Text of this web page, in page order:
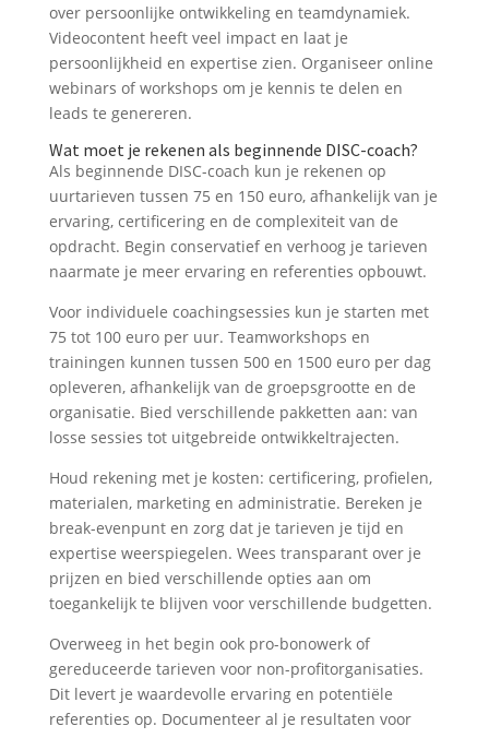
over persoonlijke ontwikkeling en teamdynamiek.
Videocontent heeft veel impact en laat je
persoonlijkheid en expertise zien. Organiseer online
webinars of workshops om je kennis te delen en
leads te genereren.
Wat moet je rekenen als beginnende DISC-coach?
Als beginnende DISC-coach kun je rekenen op
uurtarieven tussen 75 en 150 euro, afhankelijk van je
ervaring, certificering en de complexiteit van de
opdracht. Begin conservatief en verhoog je tarieven
naarmate je meer ervaring en referenties opbouwt.
Voor individuele coachingsessies kun je starten met
75 tot 100 euro per uur. Teamworkshops en
trainingen kunnen tussen 500 en 1500 euro per dag
opleveren, afhankelijk van de groepsgrootte en de
organisatie. Bied verschillende pakketten aan: van
losse sessies tot uitgebreide ontwikkeltrajecten.
Houd rekening met je kosten: certificering, profielen,
materialen, marketing en administratie. Bereken je
break-evenpunt en zorg dat je tarieven je tijd en
expertise weerspiegelen. Wees transparant over je
prijzen en bied verschillende opties aan om
toegankelijk te blijven voor verschillende budgetten.
Overweeg in het begin ook pro-bonowerk of
gereduceerde tarieven voor non-profitorganisaties.
Dit levert je waardevolle ervaring en potentiële
referenties op. Documenteer al je resultaten voor